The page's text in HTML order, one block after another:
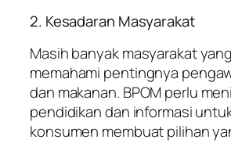
2. Kesadaran Masyarakat
Masih banyak masyarakat
memahami pentingnya
dan makanan. BPOM perlu
pendidikan dan informasi
konsumen membuat pilihan